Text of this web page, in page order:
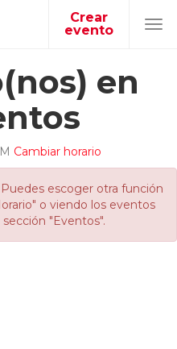
Crear
evento
en
Cambiar horario
Puedes escoger otra función
o viendo los eventos
"Eventos".